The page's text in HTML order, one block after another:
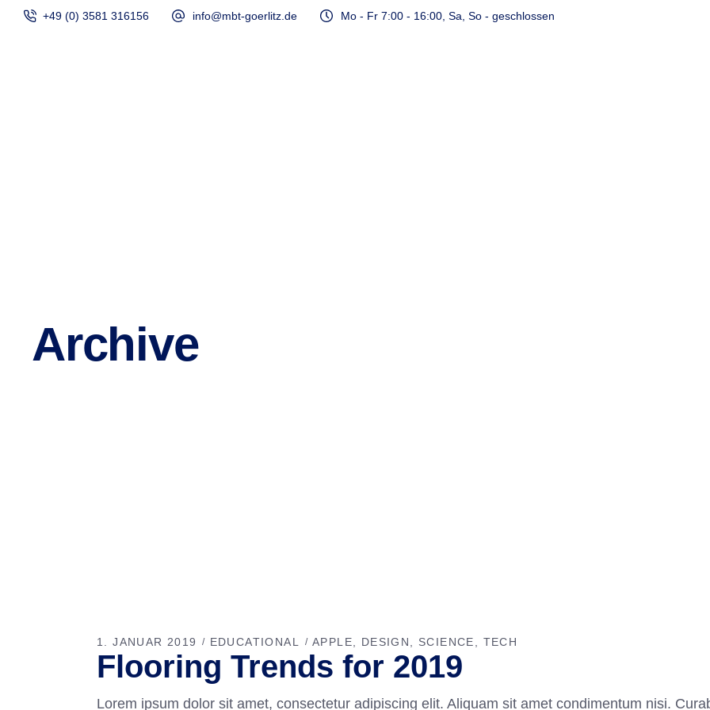
+49 (0) 3581 316156 info@mbt-goerlitz.de Mo - Fr 7:00 - 16:00, Sa, So - geschlossen
Archive
1. JANUAR 2019 EDUCATIONAL APPLE DESIGN SCIENCE TECH
Flooring Trends for 2019
Lorem ipsum dolor sit amet, consectetur adipiscing elit. Aliquam sit amet condimentum nisi.